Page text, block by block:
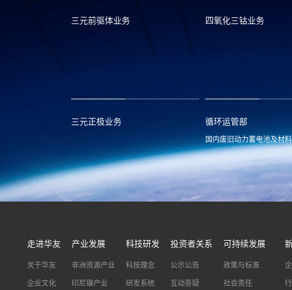
三元前驱体业务 四氧化三钴业务
三元正极业务 循环运管部
国内废旧动力蓄电池及材
hyxh@huayou.com
走进华友
关于华友
企业文化
产业发展
非洲资源产业
印尼镍产业
科技研发
科技理念
研发系统
投资者关系
公示公告
互动答疑
可持续发展
政策与标准
社会责任